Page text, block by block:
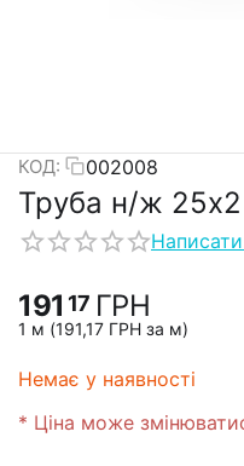
КОД: 002008
Труба н/ж
Написати
191 17 ГРН
1 м (191,17 ГРН за м)
Немає у наявності
* Ціна може